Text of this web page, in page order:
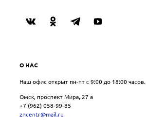
О НАС
Наш офис открыт пн-пт с 9:00 до 18:00 часов.
Омск, проспект Мира, 27 a
+7 (962) 058-99-85
zncentr@mail.ru